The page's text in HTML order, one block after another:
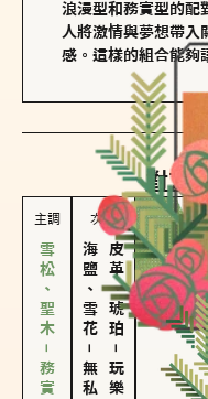
浪漫型和務實型的配
人將激情與夢想帶入
感。這樣的組合能夠
對方
主調
雪松、聖木－務實型
次調
海鹽、雪花
－
皮革、琥珀
－